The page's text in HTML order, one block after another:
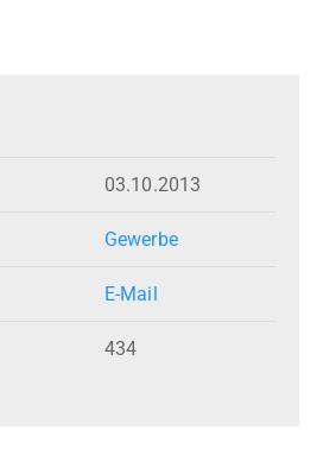
03.10.2013
Gewerbe
E-Mail
434